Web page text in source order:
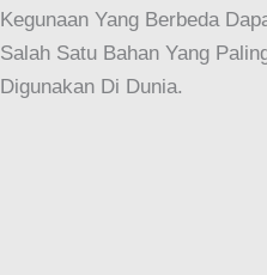
Kegunaan Yang Berbeda
Salah Satu Bahan Yang
Digunakan Di Dunia.